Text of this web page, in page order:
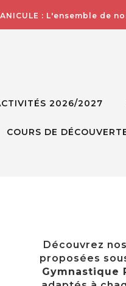
: L'ensemble de
2026/2027
COURS DE
Découvrez
proposées
Gymnastique